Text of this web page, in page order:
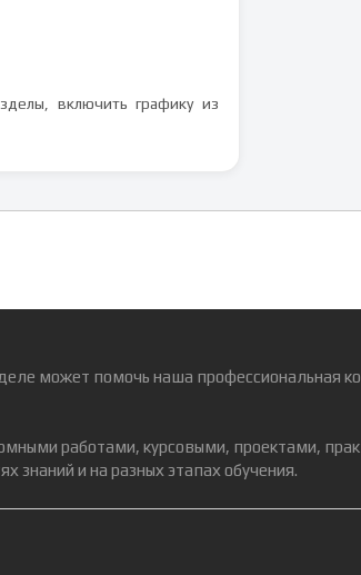
включить графику из
может помочь наша профессиональная
работами, курсовыми, проектами,
знаний и на разных этапах обучения.